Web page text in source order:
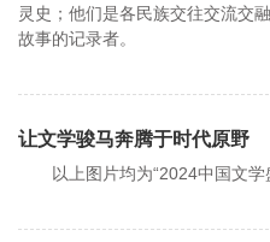
灵史；他们是各民族交往交流交
故事的记录者。
让文学骏马奔腾于时代原野
以上图片均为“2024中国文学